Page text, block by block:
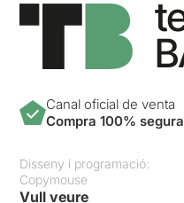
Canal oficial de venta
Compra 100% segura
Disseny i programació:
Copymouse
Vull veure